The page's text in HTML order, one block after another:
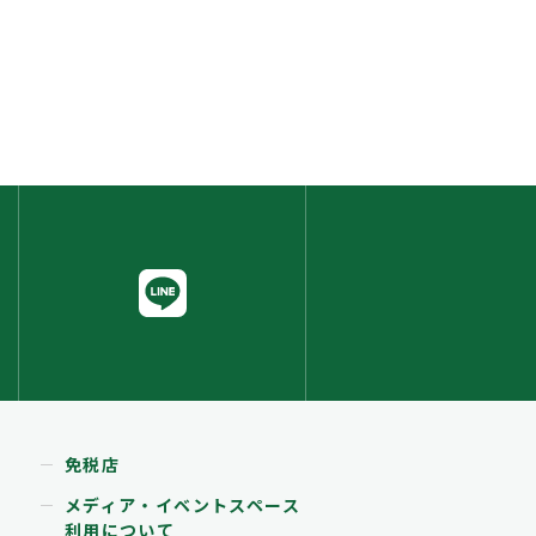
免税店
メディア・イベントスペース
利用について